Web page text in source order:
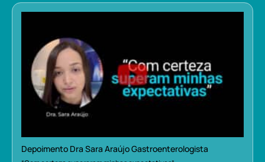
Depoimento Dra Sara Araújo Gastroenterologista